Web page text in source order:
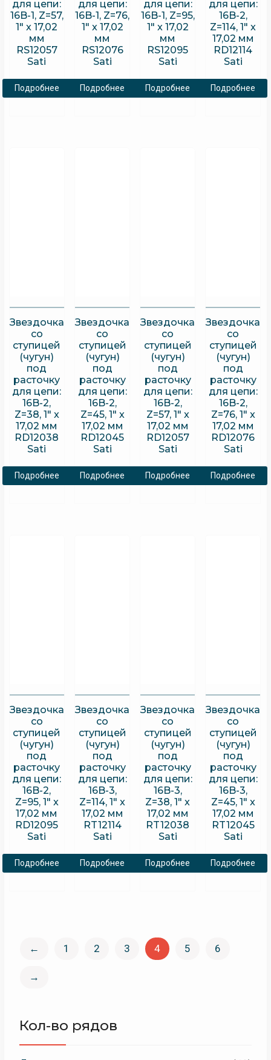
для цепи:
16B-1, Z=57,
1″ x 17,02
мм
RS12057
Sati
Подробнее
для цепи:
16B-1, Z=76,
1″ x 17,02
мм
RS12076
Sati
Подробнее
для цепи:
16B-1, Z=95,
1″ x 17,02
мм
RS12095
Sati
Подробнее
для цепи:
16B-2,
Z=114, 1″ x
17,02 мм
RD12114
Sati
Подробнее
Звездочка
со
ступицей
(чугун)
под
расточку
для цепи:
16B-2,
Z=38, 1″ x
17,02 мм
RD12038
Sati
Подробнее
Звездочка
со
ступицей
(чугун)
под
расточку
для цепи:
16B-2,
Z=45, 1″ x
17,02 мм
RD12045
Sati
Подробнее
Звездочка
со
ступицей
(чугун)
под
расточку
для цепи:
16B-2,
Z=57, 1″ x
17,02 мм
RD12057
Sati
Подробнее
Звездочка
со
ступицей
(чугун)
под
расточку
для цепи:
16B-2,
Z=76, 1″ x
17,02 мм
RD12076
Sati
Подробнее
Звездочка
со
ступицей
(чугун)
под
расточку
для цепи:
16B-2,
Z=95, 1″ x
17,02 мм
RD12095
Sati
Подробнее
Звездочка
со
ступицей
(чугун)
под
расточку
для цепи:
16B-3,
Z=114, 1″ x
17,02 мм
RT12114
Sati
Подробнее
Звездочка
со
ступицей
(чугун)
под
расточку
для цепи:
16B-3,
Z=38, 1″ x
17,02 мм
RT12038
Sati
Подробнее
Звездочка
со
ступицей
(чугун)
под
расточку
для цепи:
16B-3,
Z=45, 1″ x
17,02 мм
RT12045
Sati
Подробнее
← 1 2 3 4 5 6
→
Кол-во рядов